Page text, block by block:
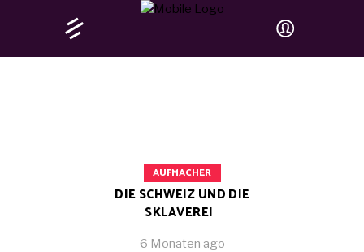
AUFMACHER
DIE SCHWEIZ UND DIE
SKLAVEREI
6 Monaten ago